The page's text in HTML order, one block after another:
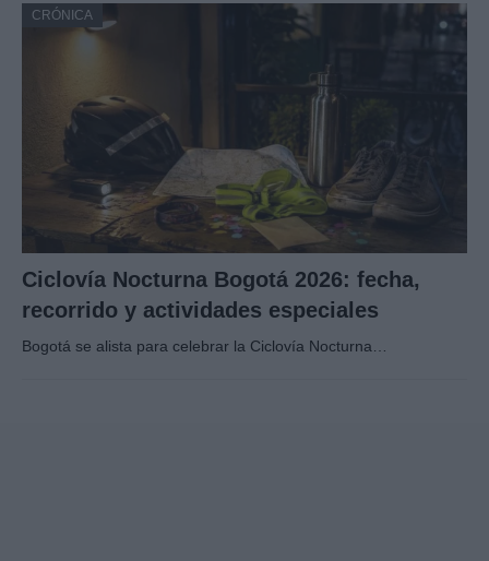
CRÓNICA
Ciclovía Nocturna Bogotá 2026: fecha,
recorrido y actividades especiales
Bogotá se alista para celebrar la Ciclovía Nocturna…